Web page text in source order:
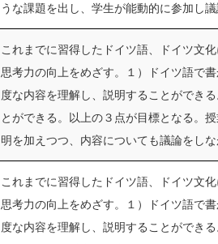
うな課題を出し、学生が能動的に参加し
これまでに習得したドイツ語、ドイツ文
思考力の向上をめざす。１）ドイツ語で
度な内容を理解し、説明することができ
とができる。以上の３点が目標となる。
明を加えつつ、内容についても議論をし
これまでに習得したドイツ語、ドイツ文
思考力の向上をめざす。１）ドイツ語で
度な内容を理解し、説明することができ